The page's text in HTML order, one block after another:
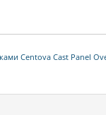
Centova Cast Panel